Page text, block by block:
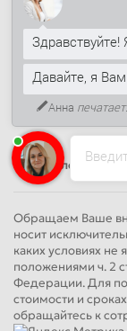
Наш адрес
Офис продаж
Адрес: Россия,
41
Круглосуточно
Обращаем Ваше
носит
каких условиях
положениями ч. 2
Федерации. Для
стоимости и
обращайтесь к
Давайте, я
Анна